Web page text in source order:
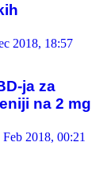
2018, 18:57
ja za
na 2 mg
Feb 2018, 00:21